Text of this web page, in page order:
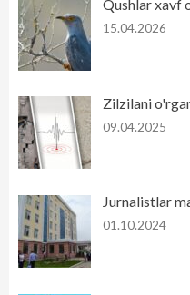
Qushlar xavf
15.04.2026
Zilzilani
09.04.2025
Jurnalistlar
01.10.2024